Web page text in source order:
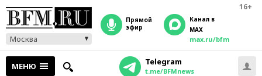
16+
Москва
прямой
эфир
Канал в
MAX
max.ru/bfm
МЕНЮ Telegram
t.me/BFMnews